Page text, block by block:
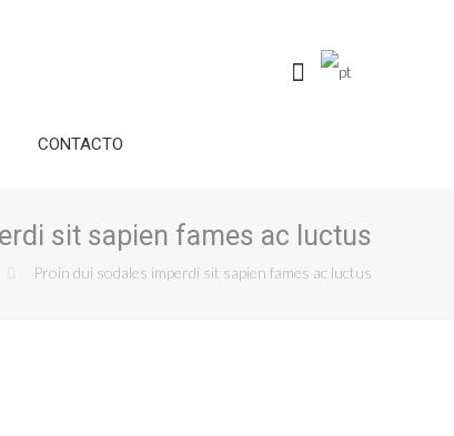
CONTACTO
sit sapien fames ac luctus
Proin dui sodales imperdi sit sapien fames ac luctus